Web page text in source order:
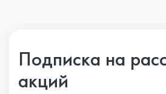
Подписка на
акций